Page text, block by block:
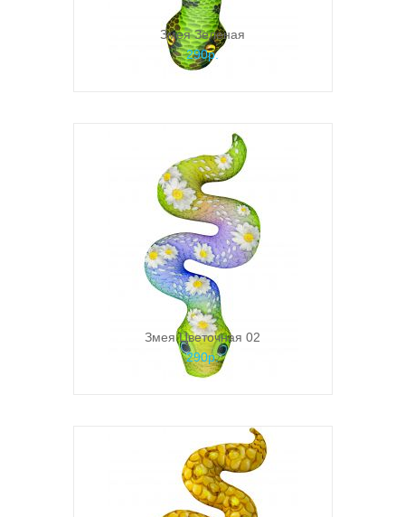
Змея Зеленая
290р.
Змея Цветочная 02
290р.